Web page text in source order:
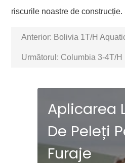
riscurile noastre de
Anterior: Bolivia 1T/H
Următorul: Columbia 3-4T/H Păsări de
Aplicarea
De Peleți
Furaje